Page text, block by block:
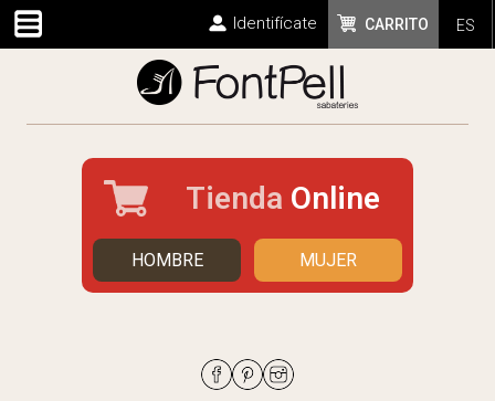
ES
CARRITO
Identifícate
Tienda Online
HOMBRE MUJER